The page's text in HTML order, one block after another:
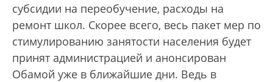
субсидии на переобучение, расходы на
ремонт школ. Скорее всего, весь пакет мер по
стимулированию занятости населения будет
принят администрацией и анонсирован
Обамой уже в ближайшие дни. Ведь в